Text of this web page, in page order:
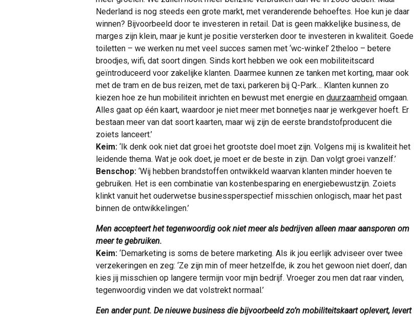
Nederland is nog steeds een grote markt, met veranderende behoeftes. Hoe kun je daar
winnen? Bijvoorbeeld door te investeren in retail. Dat is geen makkelijke business, de
marges zijn klein, maar je kunt je positie versterken door te investeren in kwaliteit. Goede
toiletten – we werken nu met veel succes samen met ‘wc-winkel’ 2theloo – betere
broodjes, wifi, dat soort dingen. Sinds kort hebben we ook een mobiliteitscard
geïntroduceerd voor zakelijke klanten. Daarmee kunnen ze tanken met korting, maar ook
met de tram en de bus reizen, met de taxi, parkeren bij Q-Park… Klanten kunnen zo
kiezen hoe ze hun mobiliteit inrichten en bewust met energie en duurzaamheid omgaan.
Alles gaat op één kaart, waardoor je niet meer met bonnetjes naar je werkgever hoeft. Er
bestaan meer van dat soort kaarten, maar wij zijn de eerste brandstofproducent die
zoiets lanceert.’
Keim: ‘Ik denk ook niet dat groei het grootste doel moet zijn. Volgens mij is kwaliteit het
leidende thema. Wat je ook doet, je moet er de beste in zijn. Dan volgt groei vanzelf.’
Benschop: ‘Wij hebben brandstoffen ontwikkeld waarvan klanten minder hoeven te
gebruiken. Het is een combinatie van kostenbesparing en energiebewustzijn. Zoiets
klinkt vanuit het ouderwetse businessperspectief misschien onlogisch, maar het past
binnen de ontwikkelingen.’
Men accepteert het tegenwoordig ook niet meer als bedrijven alleen maar aansporen om
meer te gebruiken.
Keim: ‘Demarketing is soms de betere marketing. Als ik jou eerlijk adviseer over twee
verzekeringen en zeg: ‘Ze zijn min of meer hetzelfde, ik zou het gewoon niet doen’, dan
kies jij misschien op langere termijn voor mijn bedrijf. Vroeger zou men dat raar vinden,
tegenwoordig vinden we dat volstrekt normaal.’
Een ander punt. De nieuwe business die bijvoorbeeld zo’n mobiliteitskaart oplevert, levert